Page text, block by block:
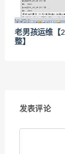
老男孩运维【
整】
发表评论